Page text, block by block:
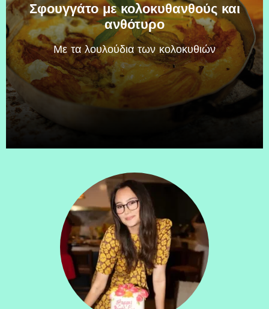
Σφουγγάτο με κολοκυθανθούς και
ανθότυρο
Mε τα λουλούδια των κολοκυθιών